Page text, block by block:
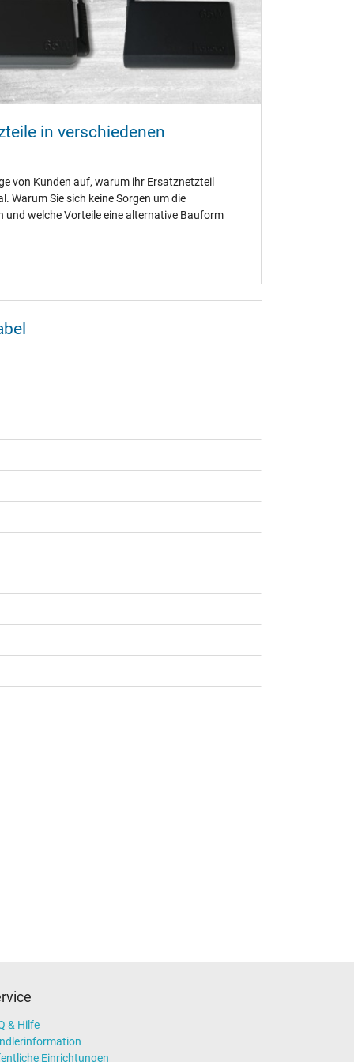
Hersteller DELTA können wir Ihnen den
Damit sind 100% Kompatibilität
24 Monate IPC-Computer Garantie auf alle von
in verschiedenen
von Kunden auf, warum ihr Ersatznetzteil
Warum Sie sich keine Sorgen um die
welche Vorteile eine alternative Bauform
& Hilfe
Einrichtungen